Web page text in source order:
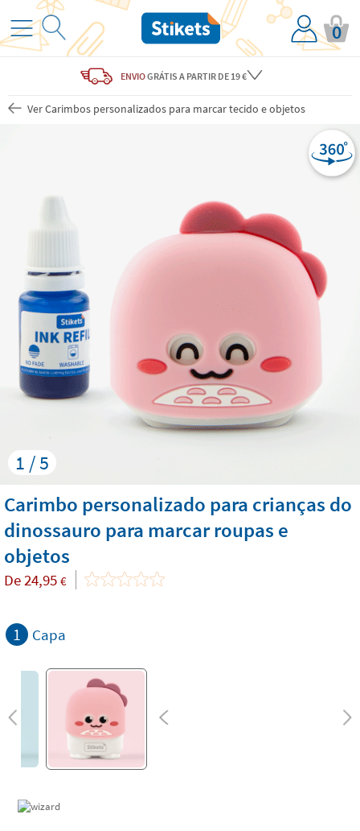
0
ENVIOGRÁTIS A PARTIR DE 19 €
Ver Carimbos personalizados para marcar tecido e objetos
1 / 5
Carimbo personalizado para crianças do
dinossauro para marcar roupas e
objetos
De24,95 €
1 Capa